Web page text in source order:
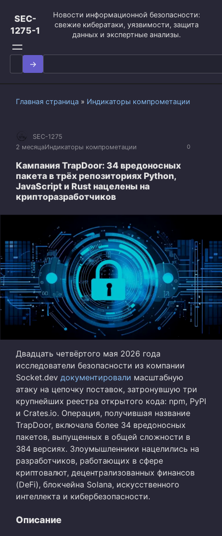
контенту
SEC-
1275-1
Новости информационной безопасности:
свежие кибератаки, уязвимости, защита
данных и экспертные анализы.
Search
for:
Главная страница » Индикаторы компрометации
0
SEC-1275
2 месяцаИндикаторы компрометации
Кампания TrapDoor: 34 вредоносных
пакета в трёх репозиториях Python,
JavaScript и Rust нацелены на
крипторазработчиков
Двадцать четвёртого мая 2026 года
исследователи безопасности из компании
Socket.dev документировали масштабную
атаку на цепочку поставок, затронувшую три
крупнейших реестра открытого кода: npm, PyPI
и Crates.io. Операция, получившая название
TrapDoor, включала более 34 вредоносных
пакетов, выпущенных в общей сложности в
384 версиях. Злоумышленники нацелились на
разработчиков, работающих в сфере
криптовалют, децентрализованных финансов
(DeFi), блокчейна Solana, искусственного
интеллекта и кибербезопасности.
Описание